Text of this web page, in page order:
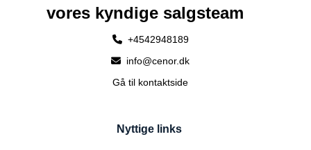
vores kyndige salgsteam
+4542948189
info@cenor.dk
Gå til kontaktside
Nyttige links